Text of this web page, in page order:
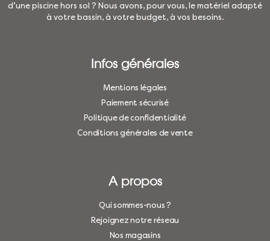
d’une piscine hors sol ? Nous avons, pour vous, le matériel adapté
à votre bassin, à votre budget, à vos besoins.
Infos générales
Mentions légales
Paiement sécurisé
Politique de confidentialité
Conditions générales de vente
A propos
Qui sommes-nous ?
Rejoignez notre réseau
Nos magasins